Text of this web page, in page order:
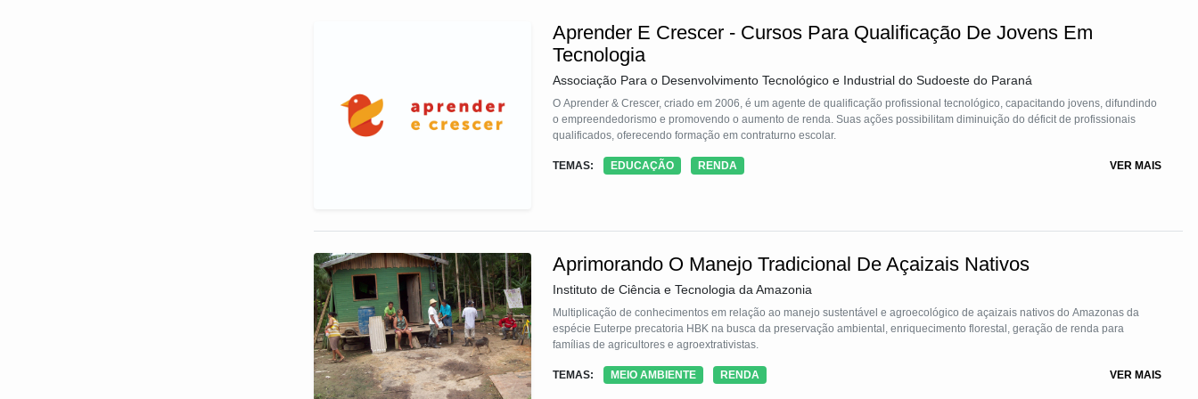
Aprender E Crescer - Cursos Para Qualificação De Jovens Em
Tecnologia
Associação Para o Desenvolvimento Tecnológico e Industrial do Sudoeste do Paraná
O Aprender & Crescer, criado em 2006, é um agente de qualificação profissional tecnológico, capacitando jovens, difundindo
o empreendedorismo e promovendo o aumento de renda. Suas ações possibilitam diminuição do déficit de profissionais
qualificados, oferecendo formação em contraturno escolar.
TEMAS: EDUCAÇÃO RENDA VER MAIS
Aprimorando O Manejo Tradicional De Açaizais Nativos
Instituto de Ciência e Tecnologia da Amazonia
Multiplicação de conhecimentos em relação ao manejo sustentável e agroecológico de açaizais nativos do Amazonas da
espécie Euterpe precatoria HBK na busca da preservação ambiental, enriquecimento florestal, geração de renda para
famílias de agricultores e agroextrativistas.
TEMAS: MEIO AMBIENTE RENDA VER MAIS